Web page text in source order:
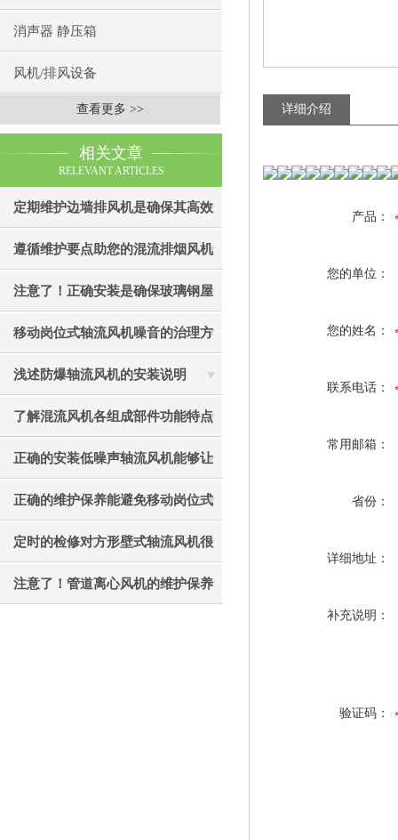
消声器 静压箱
风机/排风设备
查看更多 >>
相关文章
RELEVANT ARTICLES
定期维护边墙排风机是确保其高效
通风效果的关键
遵循维护要点助您的混流排烟风机
成为真正“风中卫士”
注意了！正确安装是确保玻璃钢屋
顶风机有效性的关键
移动岗位式轴流风机噪音的治理方
法介绍
浅述防爆轴流风机的安装说明
了解混流风机各组成部件功能特点
才能更好的使用它
正确的安装低噪声轴流风机能够让
其效果发挥的更好
正确的维护保养能避免移动岗位式
轴流风机被外力破坏
定时的检修对方形壁式轴流风机很
有必要
注意了！管道离心风机的维护保养
详细介绍
产品：
您的单位：
您的姓名：
联系电话：
常用邮箱：
省份：
详细地址：
补充说明：
验证码：